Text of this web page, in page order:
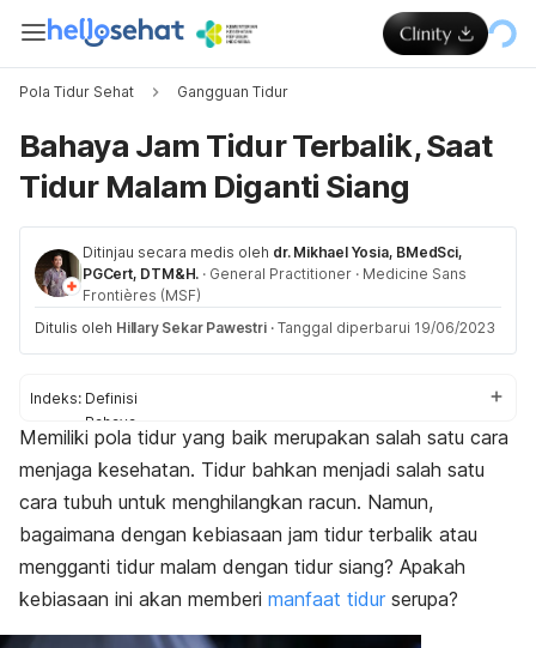
Pola Tidur Sehat Gangguan Tidur
Bahaya Jam Tidur Terbalik, Saat
Tidur Malam Diganti Siang
Ditinjau secara medis oleh dr. Mikhael Yosia, BMedSci,
PGCert, DTM&H. · General Practitioner · Medicine Sans
Frontières (MSF)
Ditulis oleh Hillary Sekar Pawestri · Tanggal diperbarui 19/06/2023
Indeks: Definisi
Bahaya
Cara mengatasi
Memiliki pola tidur yang baik merupakan salah satu cara
menjaga kesehatan. Tidur bahkan menjadi salah satu
cara tubuh untuk menghilangkan racun. Namun,
bagaimana dengan kebiasaan jam tidur terbalik atau
mengganti tidur malam dengan tidur siang? Apakah
kebiasaan ini akan memberi manfaat tidur serupa?